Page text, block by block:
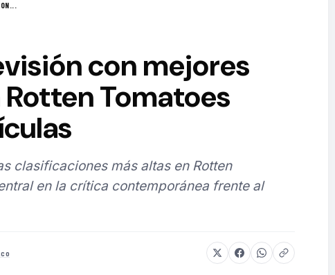
con mejores
Tomatoes
clasificaciones más altas en Rotten
en la crítica contemporánea frente al